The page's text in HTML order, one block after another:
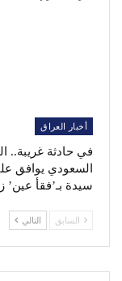
أخبار العراق
في حادثة غريبة..
السعودي يوافق
سيدة بـ’فقأ عين’
السابق التالي